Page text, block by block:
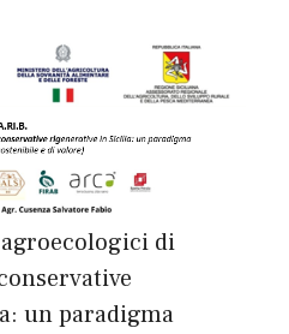
di
un paradigma